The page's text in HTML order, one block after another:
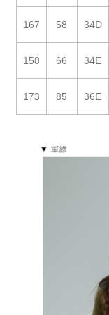
167 58 34D
158 66 34E
173 85 36E